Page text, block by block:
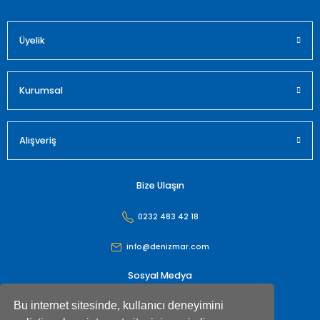
Bu internet sitesinde, kullanıcı deneyimini
Üyelik
Kurumsal
Alışveriş
Bize Ulaşın
0232 483 42 18
info@denizmar.com
Sosyal Medya